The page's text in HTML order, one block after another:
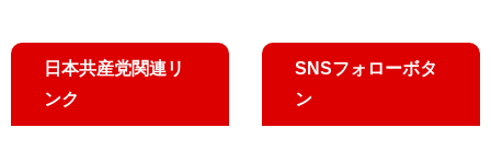
日本共産党関連リ
ンク
SNSフォローボタ
ン